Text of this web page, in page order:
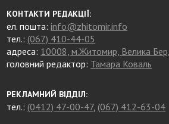
КОНТАКТИ РЕДАКЦІЇ:
ел. пошта:info@zhitomir.info
тел.: (067) 410-44-05
адреса: 10008, м.Житомир, Велика
головний редактор: Тамара Коваль
РЕКЛАМНИЙ ВІДДІЛ:
тел.: (0412) 47-00-47, (067) 412-63-04